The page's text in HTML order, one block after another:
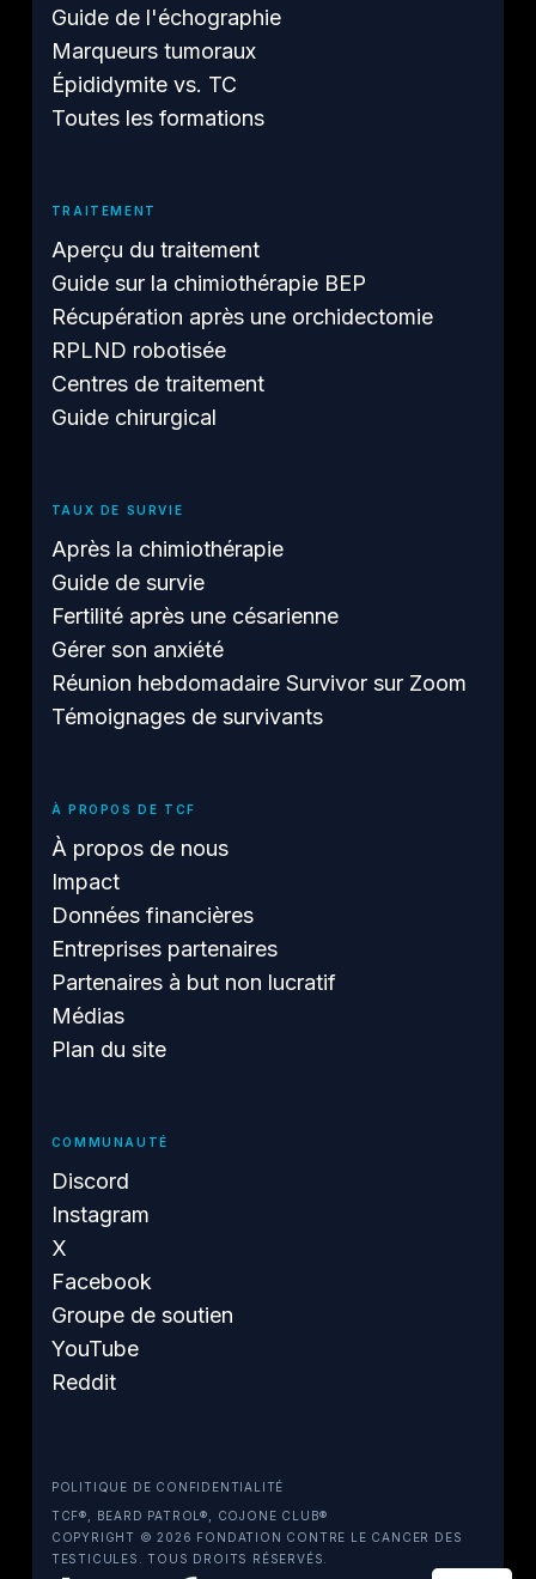
Guide de l'échographie
Marqueurs tumoraux
Épididymite vs. TC
Toutes les formations
TRAITEMENT
Aperçu du traitement
Guide sur la chimiothérapie BEP
Récupération après une orchidectomie
RPLND robotisée
Centres de traitement
Guide chirurgical
TAUX DE SURVIE
Après la chimiothérapie
Guide de survie
Fertilité après une césarienne
Gérer son anxiété
Réunion hebdomadaire Survivor sur Zoom
Témoignages de survivants
À PROPOS DE TCF
À propos de nous
Impact
Données financières
Entreprises partenaires
Partenaires à but non lucratif
Médias
Plan du site
COMMUNAUTÉ
Discord
Instagram
X
Facebook
Groupe de soutien
YouTube
Reddit
POLITIQUE DE CONFIDENTIALITÉ
TCF®, BEARD PATROL®, COJONE CLUB®
COPYRIGHT © 2026 FONDATION CONTRE LE CANCER DES
TESTICULES. TOUS DROITS RÉSERVÉS.